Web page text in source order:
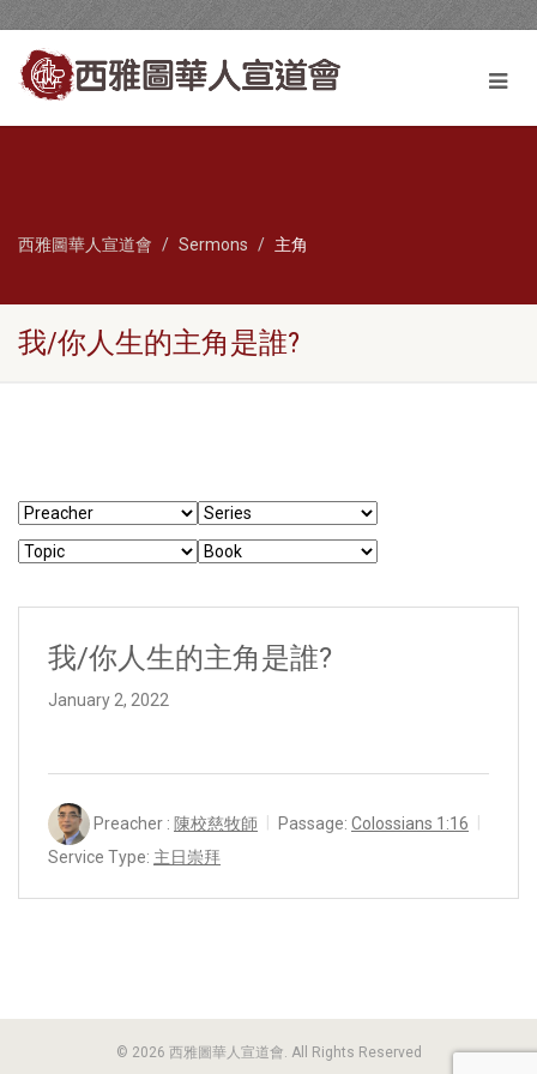
西雅圖華人宣道會 Sermons 主角
我/你人生的主角是誰?
我/你人生的主角是誰?
January 2, 2022
Preacher : 陳校慈牧師 Passage: Colossians 1:16
Service Type: 主日崇拜
© 2026 西雅圖華人宣道會. All Rights Reserved